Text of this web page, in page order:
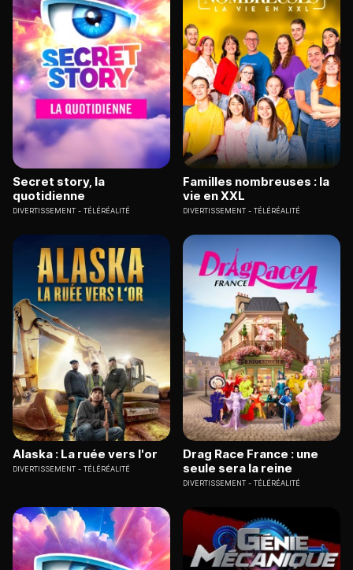
Secret story, la
quotidienne
DIVERTISSEMENT TÉLÉRÉALITÉ
Familles nombreuses : la
vie en XXL
DIVERTISSEMENT TÉLÉRÉALITÉ
Alaska : La ruée vers l'or
DIVERTISSEMENT TÉLÉRÉALITÉ
Drag Race France : une
seule sera la reine
DIVERTISSEMENT TÉLÉRÉALITÉ